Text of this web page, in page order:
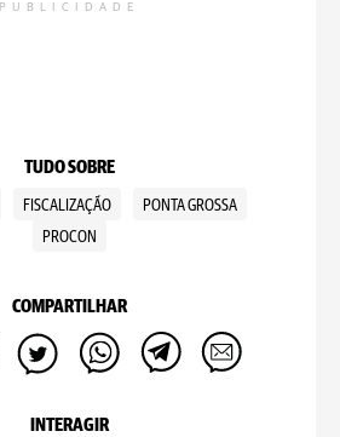
PUBLICIDADE
TUDO SOBRE
FISCALIZAÇÃO
PONTA GROSSA
PROCON
COMPARTILHAR
INTERAGIR